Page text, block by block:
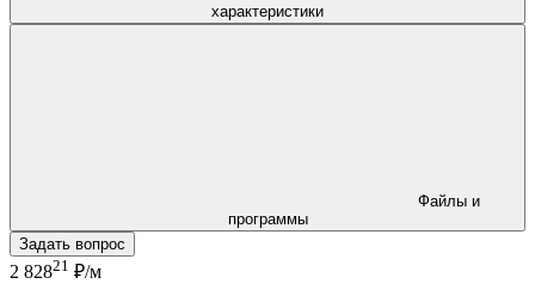
характеристики
программы
Задать вопрос
2 82821 ₽/м